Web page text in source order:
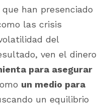
han presenciado
las crisis
del
ven el dinero
para asegurar
un medio para
un equilibrio